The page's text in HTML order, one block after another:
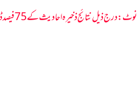
نوٹ: درج ذیل نتائج ذخیرہ احادیث کے 75 فیصد ڈیٹا سے منتخب کیے گئے ہیں، یعنی ان راوی پر مزید احادیث بھی موجود ہو سکتی ہیں، اس لیے ان نتائج کو ابتدائی (اندازاً) سمجھا جائے۔